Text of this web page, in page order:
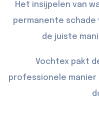
Het insijpelen van
permanente
de juiste
Vochtex pakt
professionele manier